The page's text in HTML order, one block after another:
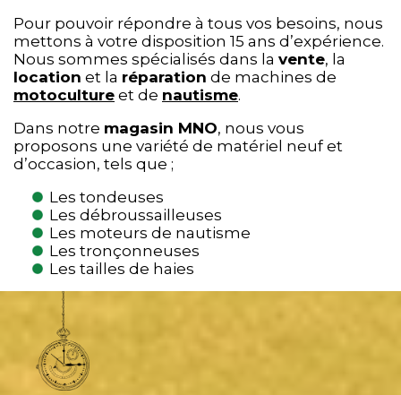
Pour pouvoir répondre à tous vos besoins, nous
mettons à votre disposition 15 ans d’expérience.
Nous sommes spécialisés dans la vente, la
location et la réparation de machines de
motoculture et de nautisme.
Dans notre magasin MNO, nous vous
proposons une variété de matériel neuf et
d’occasion, tels que ;
Les tondeuses
Les débroussailleuses
Les moteurs de nautisme
Les tronçonneuses
Les tailles de haies